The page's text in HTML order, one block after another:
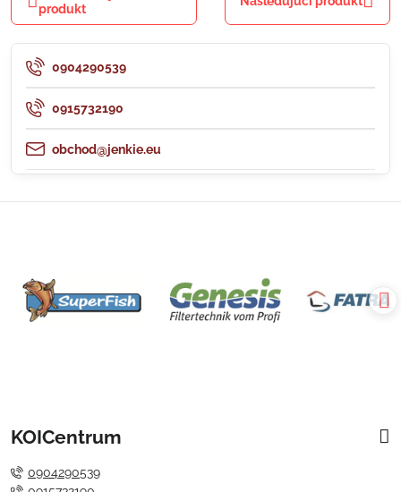
produkt
0904290539
0915732190
obchod@jenkie.eu
KOICentrum
0904290539